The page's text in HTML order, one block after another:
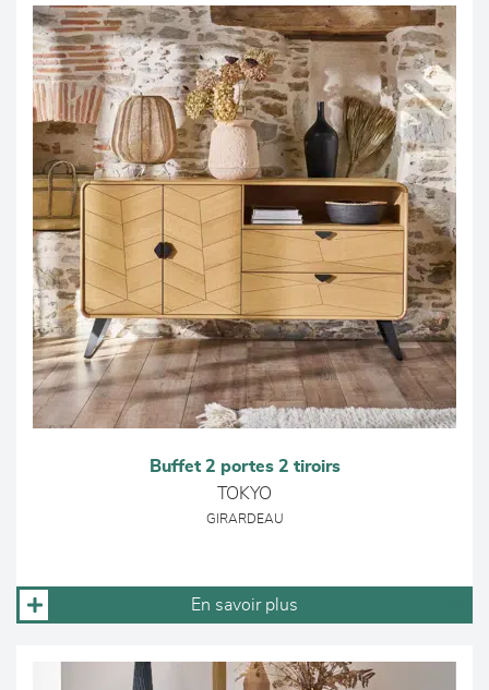
Buffet 2 portes 2 tiroirs
TOKYO
GIRARDEAU
En savoir plus